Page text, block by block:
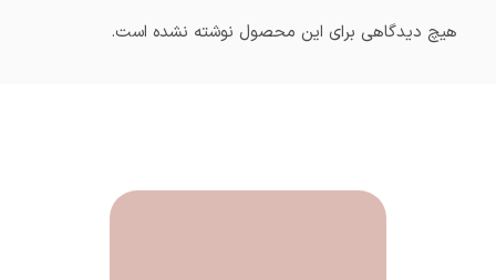
هیچ دیدگاهی برای این محصول نوشته نشده است.